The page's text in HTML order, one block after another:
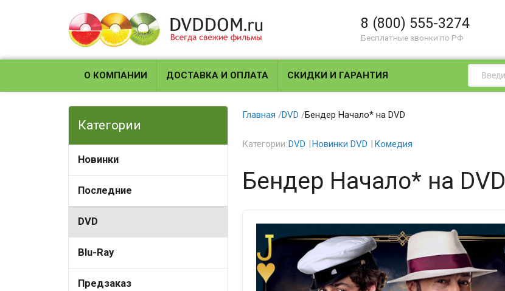
8 (800) 555-3274
Бесплатные звонки по РФ
О КОМПАНИИ ДОСТАВКА И ОПЛАТА СКИДКИ И ГАРАНТИЯ
Категории
Новинки
Последние
DVD
Blu-Ray
Предзаказ
Главная /DVD /Бендер Начало* на DVD
Категории:DVD Новинки DVD Комедия
Бендер Начало* на DVD